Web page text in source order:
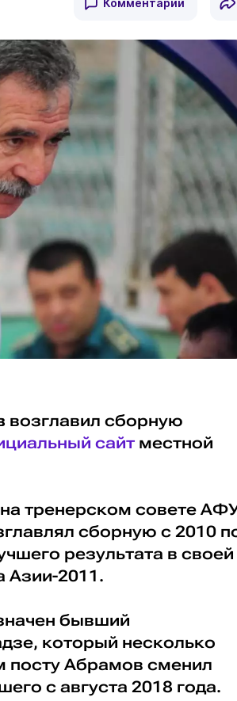
Комментарии
возглавил сборную
сайт местной
тренерском совете
сборную с 2010
результата в своей
Азии-2011.
бывший
который несколько
посту Абрамов сменил
с августа 2018 года.